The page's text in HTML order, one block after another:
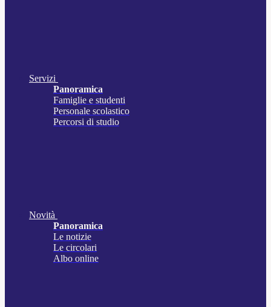
Servizi
Panoramica
Famiglie e studenti
Personale scolastico
Percorsi di studio
Novità
Panoramica
Le notizie
Le circolari
Albo online